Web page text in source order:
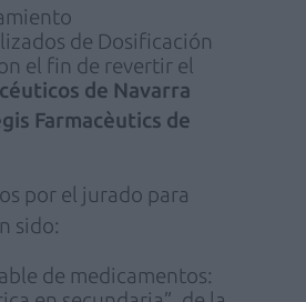
de Dosificación
el fin de revertir el
de Navarra
Farmacèutics de
por el jurado para
sido:
de medicamentos: